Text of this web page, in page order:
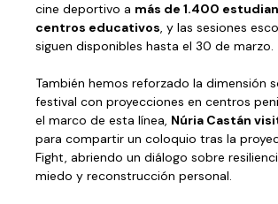
cine deportivo a más de 1.400
centros educativos, y las sesiones
siguen disponibles hasta el 30 de marzo.
También hemos reforzado la dimensión
festival con proyecciones en centros
el marco de esta línea, Núria Castán
para compartir un coloquio tras la
Fight, abriendo un diálogo sobre
miedo y reconstrucción personal.